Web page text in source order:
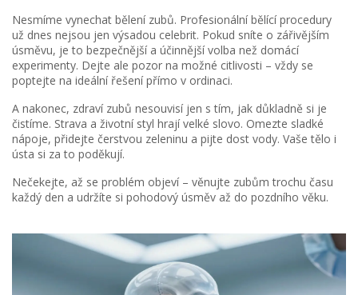
Nesmíme vynechat bělení zubů. Profesionální bělící procedury
už dnes nejsou jen výsadou celebrit. Pokud sníte o zářivějším
úsměvu, je to bezpečnější a účinnější volba než domácí
experimenty. Dejte ale pozor na možné citlivosti – vždy se
poptejte na ideální řešení přímo v ordinaci.
A nakonec, zdraví zubů nesouvisí jen s tím, jak důkladně si je
čistíme. Strava a životní styl hrají velké slovo. Omezte sladké
nápoje, přidejte čerstvou zeleninu a pijte dost vody. Vaše tělo i
ústa si za to poděkují.
Nečekejte, až se problém objeví – věnujte zubům trochu času
každý den a udržíte si pohodový úsměv až do pozdního věku.